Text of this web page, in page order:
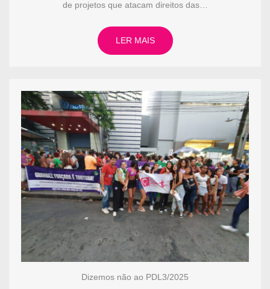
de projetos que atacam direitos das…
LER MAIS
Dizemos não ao PDL3/2025